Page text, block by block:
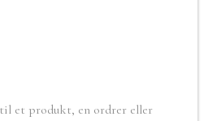
et produkt, en ordrer eller